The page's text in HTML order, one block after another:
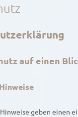
auf einen
geben einen